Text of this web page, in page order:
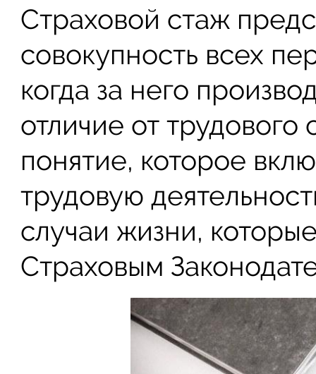
Страховой стаж
совокупность всех
когда за него
отличие от
понятие, которое
трудовую
случаи жизни,
Страховым